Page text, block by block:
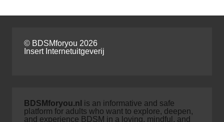
© BDSMforyou 2026
Insert Internetuitgeverij
BDSMforyou.nl is an informative and safe
platform for adults who want to explore, deepen,
and experience BDSM in a loving, mindful, and